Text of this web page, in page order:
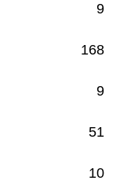
9
168
9
51
10